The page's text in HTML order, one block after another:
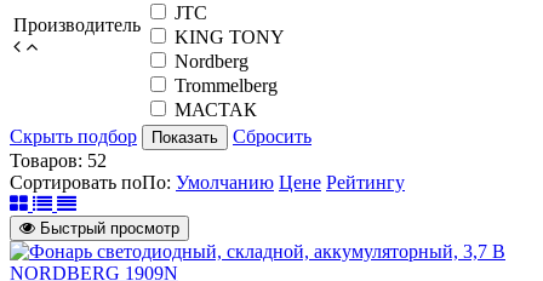
Производитель
JTC
KING TONY
Nordberg
Trommelberg
МАСТАК
Скрыть подбор
Показать
Сбросить
Товаров: 52
Сортировать поПо: Умолчанию Цене Рейтингу
Быстрый просмотр